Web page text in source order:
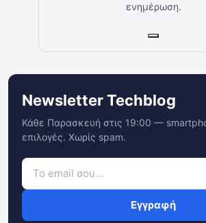
ενημέρωση.
Newsletter Techblog
Κάθε Παρασκευή στις 19:00 —
επιλογές. Χωρίς spam.
Εγγραφή